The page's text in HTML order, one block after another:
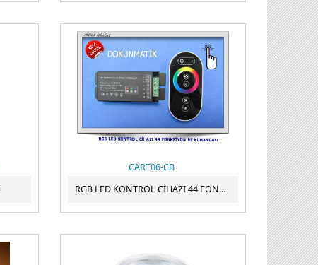
CART06-CB
RGB LED KONTROL CİHAZI 44 FONKSİYON RF KUMANDALI